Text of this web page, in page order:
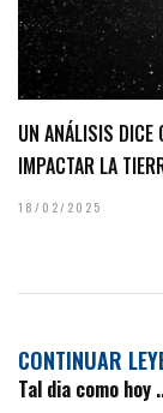
UN ANÁLISIS
IMPACTAR LA
18/02/2025
CONTINUAR
Tal dia como hoy